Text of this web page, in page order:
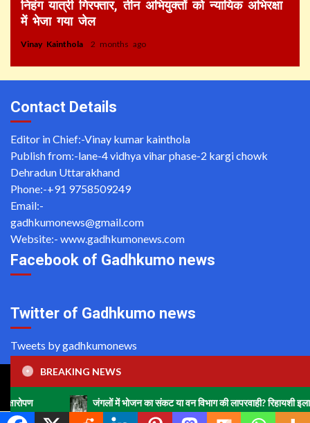
निहंग यात्री गिरफ्तार, तीन अभियुक्तों को न्यायिक अभिरक्षा
में भेजा गया जेल
Vinay Kainthola 2 months ago
Contact Details
Editor in Chief:-Vinay kumar kainthola
Publish from:-lane-4 vidhya vihar phase-2 kargi chowk
Dehradun Uttarakhand
Phone:-+91 9758509249
Email:-
gadhkumonews@gmail.com
Website:- www.gadhkumonews.com
Facebook of Gadhkumo news
Twitter of Gadhkumo news
Tweets by gadhkumonews
Copyright ©2020 All rights reserved | For Website Designing
and Development call Us: -8920664806
BREAKING NEWS
जंगलों में भोजन का संकट या वन विभाग की लापरवाही? रिहायशी इलाकों में हाथियों